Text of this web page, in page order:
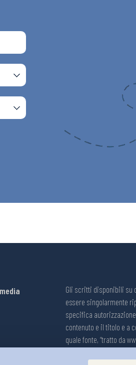
Noi
Gli scritti disponibili su
essere singolarmente
specifica
contenuto e il titolo e a
quale fonte, “tratto da